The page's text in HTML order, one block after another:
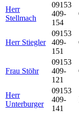
Herr
Stellmach
09153
409-
154
Herr Stiegler
09153
409-
151
Frau Stöhr
09153
409-
121
Herr
Unterburger
09153
409-
141